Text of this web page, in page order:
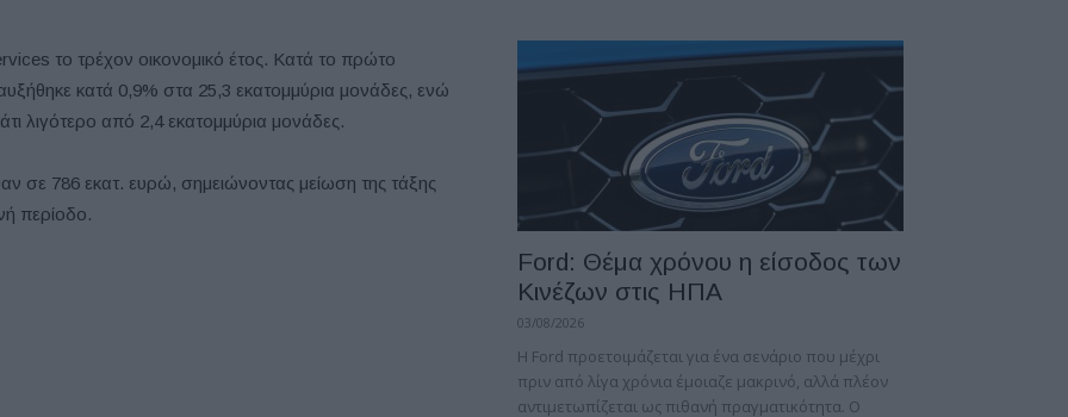
το τρέχον οικονομικό έτος. Κατά το πρώτο
κατά 0,9% στα 25,3 εκατομμύρια μονάδες, ενώ
λιγότερο από 2,4 εκατομμύρια μονάδες.
σε 786 εκατ. ευρώ, σημειώνοντας μείωση της τάξης
περίοδο.
Ford: Θέμα χρόνου η είσοδος των
Κινέζων στις ΗΠΑ
03/08/2026
Η Ford προετοιμάζεται για ένα σενάριο που μέχρι
πριν από λίγα χρόνια έμοιαζε μακρινό, αλλά πλέον
αντιμετωπίζεται ως πιθανή πραγματικότητα. Ο